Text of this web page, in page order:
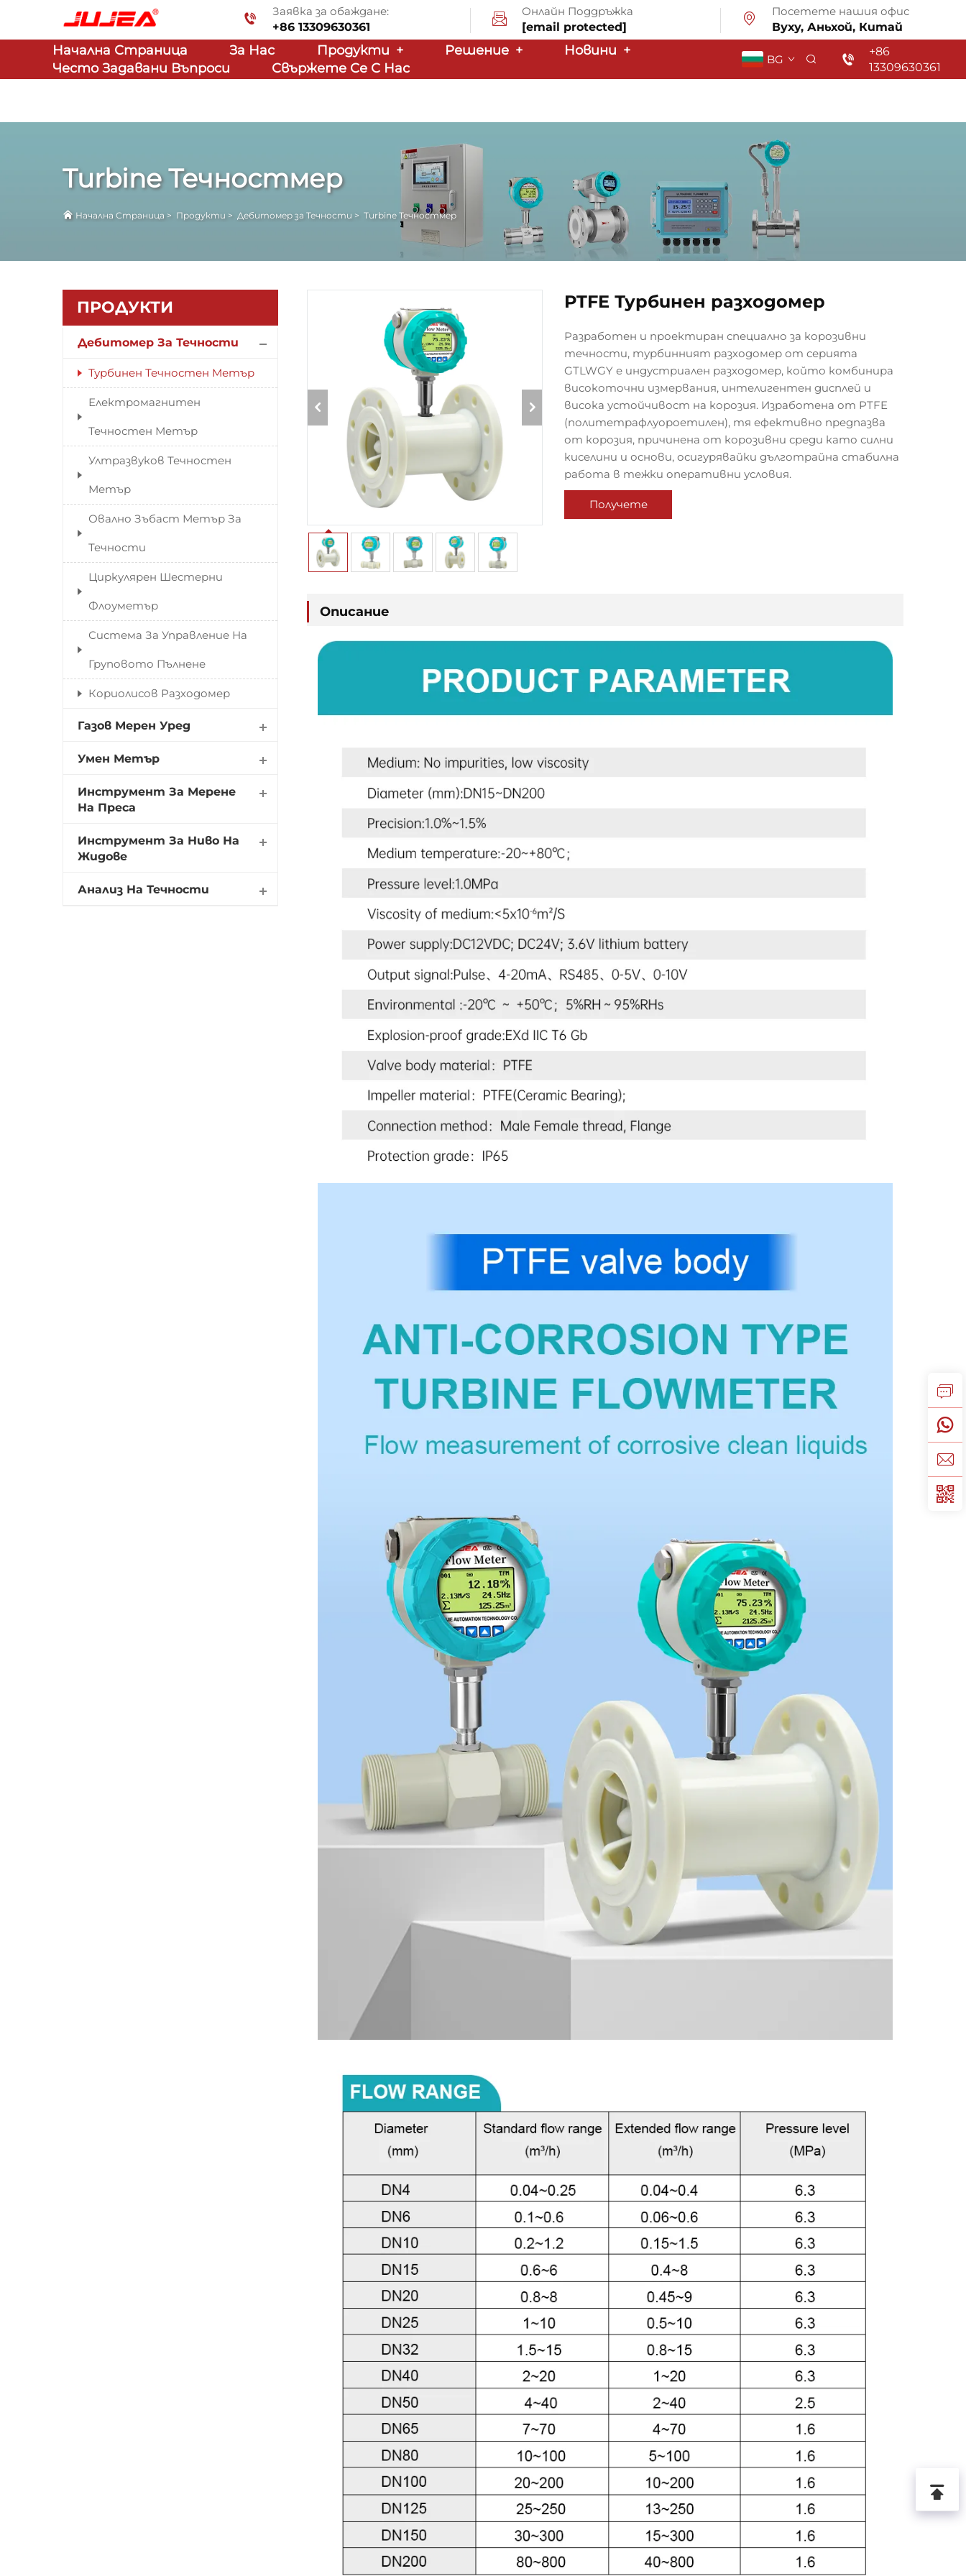
Заявка за обаждане:
+86 13309630361
Онлайн Поддръжка
[email protected]
Посетете нашия офис
Вуху, Аньхой, Китай
Начална Страница За Нас Продукти + Решение + Новини +
Често Задавани Въпроси
Свържете Се С Нас
BG
+86
13309630361
Turbine Течностмер
Начална Страница > Продукти > Дебитомер за Течности > Turbine Течностмер
ПРОДУКТИ
Дебитомер За Течности
Турбинен Течностен Метър
Електромагнитен
Течностен Метър
Ултразвуков Течностен
Метър
Овално Зъбаст Метър За
Течности
Циркулярен Шестерни
Флоуметър
Система За Управление На
Груповото Пълнене
Кориолисов Разходомер
Газов Мерен Уред
Умен Метър
Инструмент За Мерене
На Преса
Инструмент За Ниво На
Жидове
Анализ На Течности
PTFE Турбинен разходомер
Разработен и проектиран специално за корозивни
течности, турбинният разходомер от серията
GTLWGY е индустриален разходомер, който комбинира
високоточни измервания, интелигентен дисплей и
висока устойчивост на корозия. Изработена от PTFE
(политетрафлуороетилен), тя ефективно предпазва
от корозия, причинена от корозивни среди като силни
киселини и основи, осигурявайки дълготрайна стабилна
работа в тежки оперативни условия.
Получете
Описание